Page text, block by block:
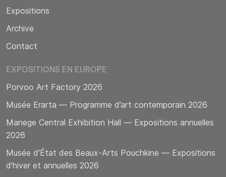
Expositions
Archive
Contact
EXPOSITIONS EN EUROPE
Porvoo Art Factory 2026
Musée Erarta — Programme d’art contemporain 2026
Manege Central Exhibition Hall — Expositions annuelles
2026
Musée d'État des Beaux-Arts Pouchkine — Expositions
d'hiver et annuelles 2026